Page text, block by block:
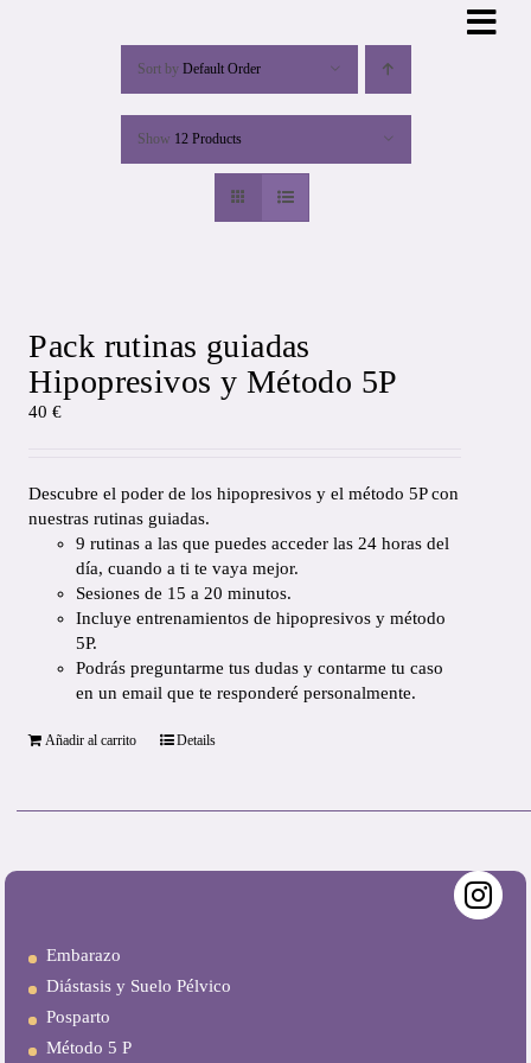
Sort by Default Order
Show 12 Products
Pack rutinas guiadas
Hipopresivos y Método 5P
40€
Descubre el poder de los hipopresivos y el método 5P con
nuestras rutinas guiadas.
9 rutinas a las que puedes acceder las 24 horas del
día, cuando a ti te vaya mejor.
Sesiones de 15 a 20 minutos.
Incluye entrenamientos de hipopresivos y método
5P.
Podrás preguntarme tus dudas y contarme tu caso
en un email quete responderé personalmente.
Añadir al carrito Details
Embarazo
Diástasis y Suelo Pélvico
Posparto
Método 5 P